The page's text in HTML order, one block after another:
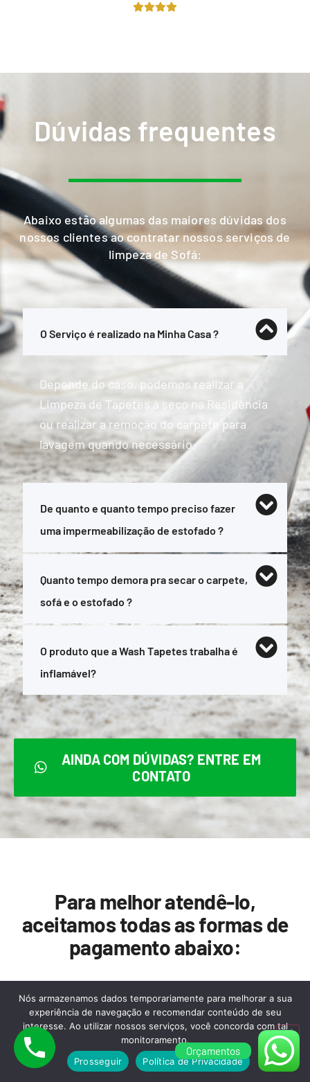
Dúvidas frequentes
Abaixo estão algumas das maiores dúvidas dos
nossos clientes ao contratar nossos serviços de
limpeza de Sofá:
O Serviço é realizado na Minha Casa ?
Depende do caso, podemos realizar a
Limpeza de Tapetes à seco na Residência
ou realizar a remoção do carpete para
lavagem quando necessário.
De quanto e quanto tempo preciso fazer
uma impermeabilização de estofado ?
Quanto tempo demora pra secar o carpete,
sofá e o estofado ?
O produto que a Wash Tapetes trabalha é
inflamável?
AINDA COM DÚVIDAS? ENTRE EM
CONTATO
Para melhor atendê-lo,
aceitamos todas as formas de
pagamento abaixo:
Orçamentos
Nós armazenamos dados temporariamente para melhorar a sua
experiência de navegação e recomendar conteúdo de seu
interesse. Ao utilizar nossos serviços, você concorda com tal
monitoramento.
Prosseguir
Política de Privacidade